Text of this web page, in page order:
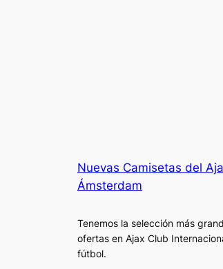
Nuevas Camisetas del
Ámsterdam
Tenemos la selección más
ofertas en Ajax Club
fútbol.